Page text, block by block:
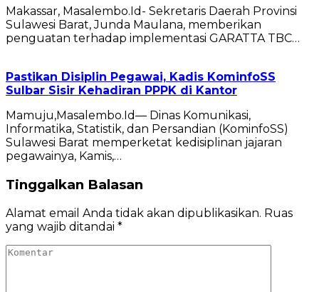
Makassar, Masalembo.Id- Sekretaris Daerah Provinsi
Sulawesi Barat, Junda Maulana, memberikan
penguatan terhadap implementasi GARATTA TBC…
Pastikan Disiplin Pegawai, Kadis KominfoSS
Sulbar Sisir Kehadiran PPPK di Kantor
Mamuju,Masalembo.Id— Dinas Komunikasi,
Informatika, Statistik, dan Persandian (KominfoSS)
Sulawesi Barat memperketat kedisiplinan jajaran
pegawainya, Kamis,…
Tinggalkan Balasan
Alamat email Anda tidak akan dipublikasikan. Ruas
yang wajib ditandai *